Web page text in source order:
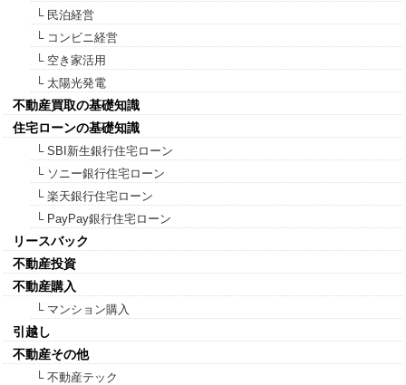
└ 民泊経営
└ コンビニ経営
└ 空き家活用
└ 太陽光発電
不動産買取の基礎知識
住宅ローンの基礎知識
└ SBI新生銀行住宅ローン
└ ソニー銀行住宅ローン
└ 楽天銀行住宅ローン
└ PayPay銀行住宅ローン
リースバック
不動産投資
不動産購入
└ マンション購入
引越し
不動産その他
└ 不動産テック